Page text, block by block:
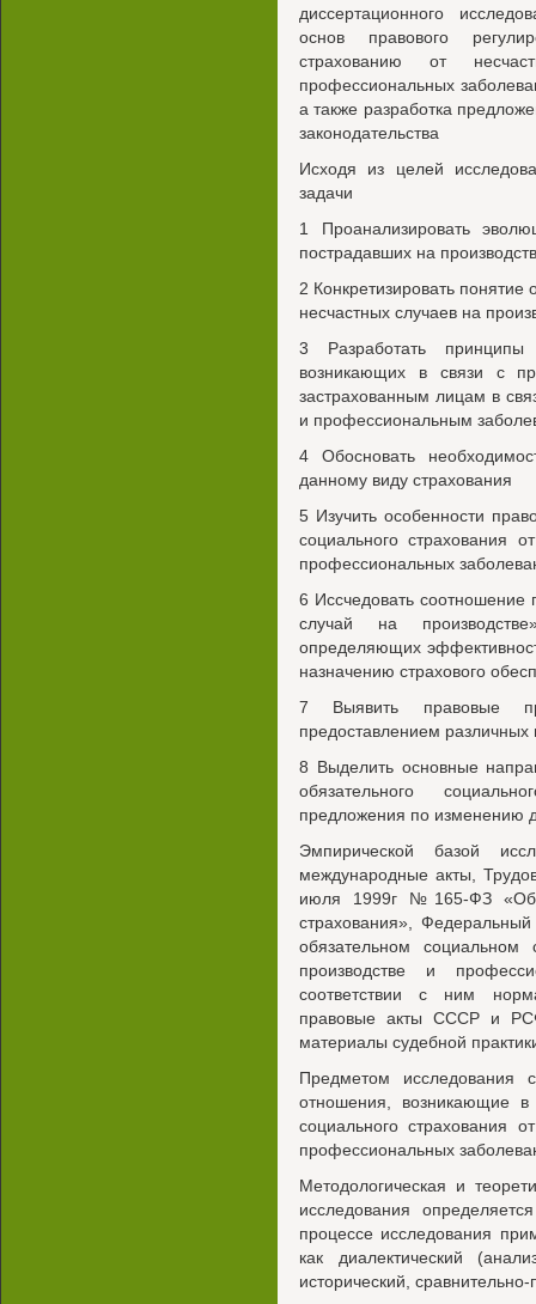
диссертационного
основ правового
страхованию от
профессиональных
а также разработка
законодательства
Исходя из целей
задачи
1 Проанализировать
пострадавших на
2 Конкретизировать понятие
несчастных случаев на
3 Разработать принципы
возникающих в связи с
застрахованным лицам в
и профессиональным
4 Обосновать
данному виду страхования
5 Изучить особенности
социального страхования
профессиональных
6 Иссчедовать соотношение
случай на
определяющих
назначению страхового
7 Выявить правовые
предоставлением различных
8 Выделить основные
обязательного
предложения по изменению
Эмпирической базой
международные акты,
июля 1999г №165-ФЗ «Об
страхования»,
обязательном социальном
производстве и
соответствии с ним
правовые акты СССР и
материалы судебной
Предметом исследования
отношения, возникающие в
социального страхования
профессиональных
Методологическая и
исследования
процессе исследования
как диалектический
исторический,